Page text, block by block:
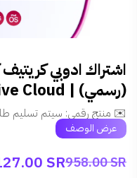
(رسمي) | Adobe Creative Cloud
✉️ منتج رقمي: سيتم تسليم
عرض الوصف
958.00 SR
SR